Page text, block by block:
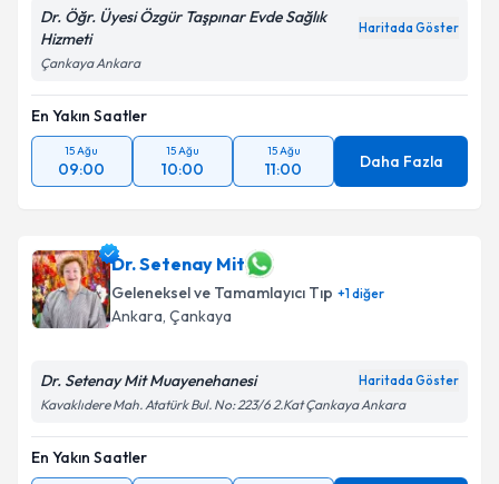
Dr. Öğr. Üyesi Özgür Taşpınar Evde Sağlık
Hizmeti
Haritada Göster
Çankaya Ankara
En Yakın Saatler
15 Ağu
09:00
15 Ağu
10:00
15 Ağu
11:00 Daha Fazla
Dr. Setenay Mit
Geleneksel ve Tamamlayıcı Tıp +1diğer
Ankara, Çankaya
Dr. Setenay Mit Muayenehanesi Haritada Göster
Kavaklıdere Mah. Atatürk Bul. No: 223/6 2.Kat Çankaya Ankara
En Yakın Saatler